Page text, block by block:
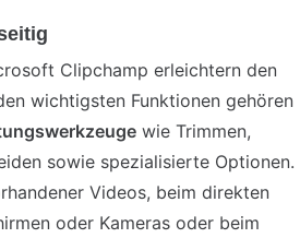
Clipchamp erleichtern den
wichtigsten Funktionen gehören
wie Trimmen,
sowie spezialisierte Optionen.
Videos, beim direkten
oder Kameras oder beim